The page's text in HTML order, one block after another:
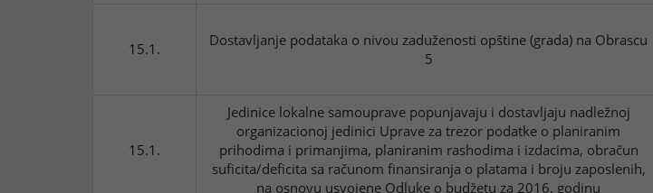
15.1.
Dostavljanje podataka o nivou zaduženosti opštine (grada) na Obrascu
5
15.1.
Jedinice lokalne samouprave popunjavaju i dostavljaju nadležnoj
organizacionoj jedinici Uprave za trezor podatke o planiranim
prihodima i primanjima, planiranim rashodima i izdacima, obračun
suficita/deficita sa računom finansiranja o platama i broju zaposlenih,
na osnovu usvojene Odluke o budžetu za 2016. godinu